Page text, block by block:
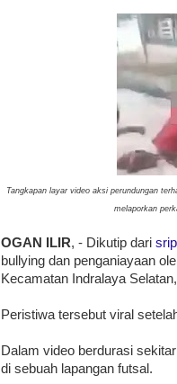
Tangkapan layar video aksi perundungan
melaporkan
OGAN ILIR, - Dikutip dari
bullying dan penganiayaan
Kecamatan Indralaya
Peristiwa tersebut viral
Dalam video berdurasi
di sebuah lapangan futsal.